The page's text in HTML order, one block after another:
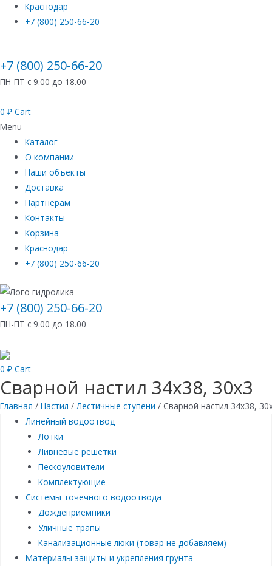
Краснодар
+7 (800) 250-66-20
+7 (800) 250-66-20
ПН-ПТ с 9.00 до 18.00
0 ₽ Cart
Menu
Каталог
О компании
Наши объекты
Доставка
Партнерам
Контакты
Корзина
Краснодар
+7 (800) 250-66-20
+7 (800) 250-66-20
ПН-ПТ с 9.00 до 18.00
0 ₽ Cart
Сварной настил 34х38, 30х3
Главная / Настил /Лестичные ступени / Сварной настил 34х38,
Линейный водоотвод
Лотки
Ливневые решетки
Пескоуловители
Комплектующие
Системы точечного водоотвода
Дождеприемники
Уличные трапы
Канализационные люки (товар не добавляем)
Материалы защиты и укрепления грунта